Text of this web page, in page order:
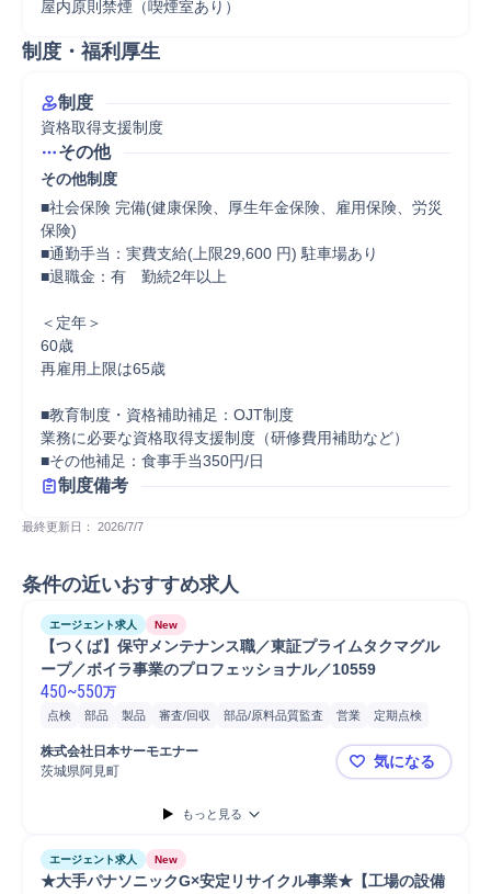
屋内原則禁煙（喫煙室あり）
制度・福利厚生
制度
資格取得支援制度
その他
その他制度
■社会保険 完備(健康保険、厚生年金保険、雇用保険、労災
保険)
■通勤手当：実費支給(上限29,600 円) 駐車場あり
■退職金：有　勤続2年以上
＜定年＞
60歳
再雇用上限は65歳
■教育制度・資格補助補足：OJT制度
業務に必要な資格取得支援制度（研修費用補助など）
■その他補足：食事手当350円/日
制度備考
最終更新日： 2026/7/7
条件の近いおすすめ求人
エージェント求人 New
【つくば】保守メンテナンス職／東証プライムタクマグル
ープ／ボイラ事業のプロフェッショナル／10559
450~550万
点検 部品 製品 審査/回収 部品/原料品質監査 営業
定期点検
提案
メンテナンス
アフターフォロー
顧客折衝
株式会社日本サーモエナー
茨城県阿見町
【つくば】
気になる
もっと見る
エージェント求人 New
★大手パナソニックG×安定リサイクル事業★【工場の設備